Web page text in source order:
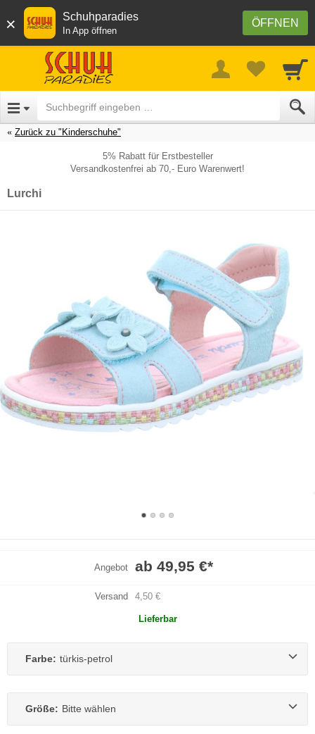
× ÖFFNEN
Schuhparadies
In App öffnen
Zurück zu "Kinderschuhe"
5% Rabatt für Erstbesteller
Versandkostenfrei ab 70,- Euro Warenwert!
Lurchi
Angebot ab 49,95 €*
Versand 4,50 €
Lieferbar
Farbe: türkis-petrol
Größe: Bitte wählen